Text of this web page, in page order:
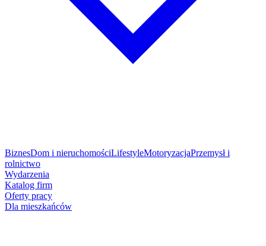
BiznesDom i nieruchomościLifestyleMotoryzacjaPrzemysł i
rolnictwo
Wydarzenia
Katalog firm
Oferty pracy
Dla mieszkańców